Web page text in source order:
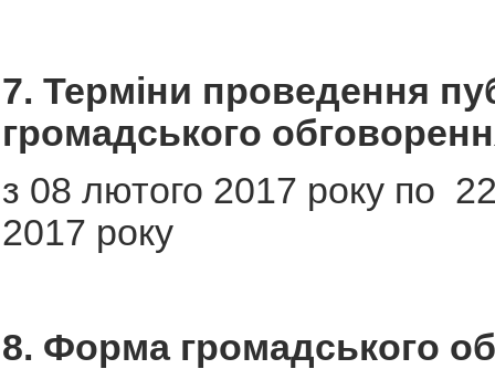
7. Терміни проведення
громадського
з 08 лютого 2017 року по
2017 року
8. Форма громадського